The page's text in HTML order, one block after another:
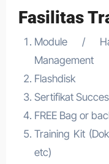
Fasilitas
Module /
Management
Flashdisk
Sertifikat
FREE Bag or
Training Kit
etc)